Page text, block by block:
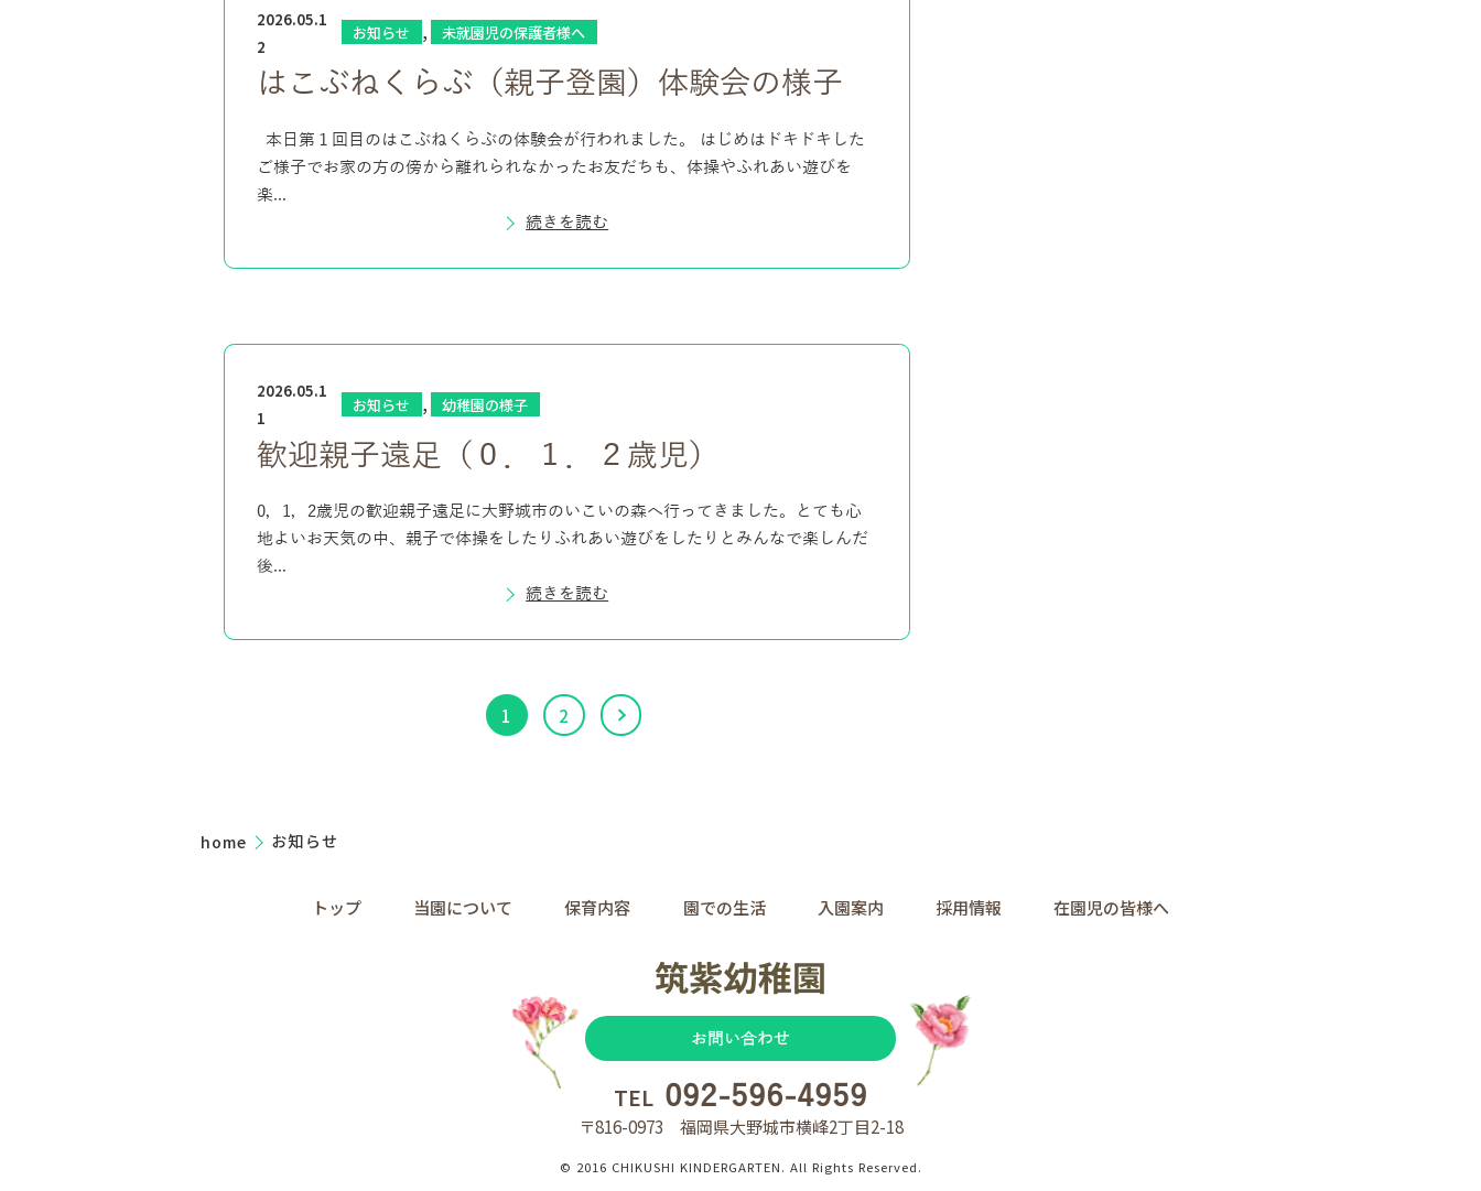
2026.05.1
2
お知らせ , 未就園児の保護者様へ
はこぶねくらぶ（親子登園）体験会の様子
本日第１回目のはこぶねくらぶの体験会が行われました。 はじめはドキドキした
ご様子でお家の方の傍から離れられなかったお友だちも、体操やふれあい遊びを
楽...
続きを読む
2026.05.1
1
お知らせ , 幼稚園の様子
歓迎親子遠足（０．１．２歳児）
0，1，2歳児の歓迎親子遠足に大野城市のいこいの森へ行ってきました。とても心
地よいお天気の中、親子で体操をしたりふれあい遊びをしたりとみんなで楽しんだ
後...
続きを読む
1 2
home お知らせ
トップ 当園について 保育内容 園での生活 入園案内 採用情報 在園児の皆様へ
お問い合わせ
TEL 092-596-4959
〒816-0973 福岡県大野城市横峰2丁目2-18
© 2016 CHIKUSHI KINDERGARTEN. All Rights Reserved.